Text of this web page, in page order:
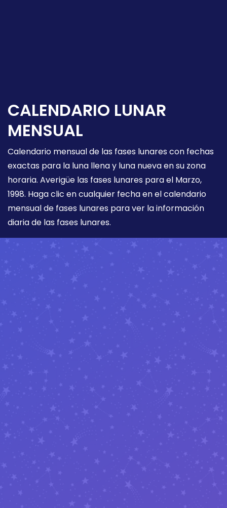
CALENDARIO LUNAR
MENSUAL
Calendario mensual de las fases lunares con fechas
exactas para la luna llena y luna nueva en su zona
horaria. Averigüe las fases lunares para el Marzo,
1998. Haga clic en cualquier fecha en el calendario
mensual de fases lunares para ver la información
diaria de las fases lunares.